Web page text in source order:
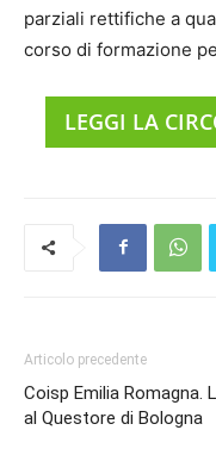
parziali rettifiche a
corso di formazione
LEGGI LA
Articolo precedente
Coisp Emilia Romagna.
al Questore di Bologna